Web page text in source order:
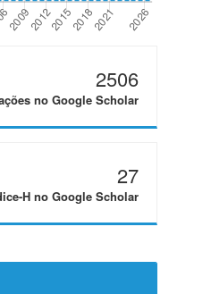
2506
no Google Scholar
27
H no Google Scholar